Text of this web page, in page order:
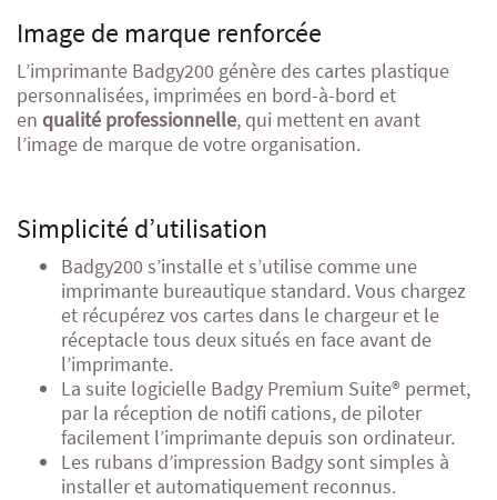
Image de marque renforcée
L’imprimante Badgy200 génère des cartes plastique
personnalisées, imprimées en bord-à-bord et
en qualité professionnelle, qui mettent en avant
l’image de marque de votre organisation.
Simplicité d’utilisation
Badgy200 s’installe et s’utilise comme une
imprimante bureautique standard. Vous chargez
et récupérez vos cartes dans le chargeur et le
réceptacle tous deux situés en face avant de
l’imprimante.
La suite logicielle Badgy Premium Suite® permet,
par la réception de notifi cations, de piloter
facilement l’imprimante depuis son ordinateur.
Les rubans d’impression Badgy sont simples à
installer et automatiquement reconnus.